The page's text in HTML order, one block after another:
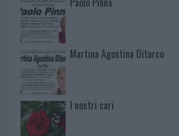
Martina Agostina Diturco
I nostri cari